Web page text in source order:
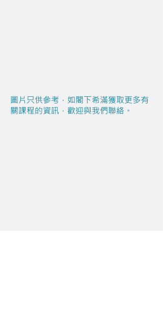
圖片只供參考，如閣下希滿獲取更多有
關課程的資訊，歡迎與我們聯絡。